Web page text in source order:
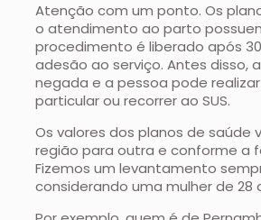
Atenção com um ponto. Os
o atendimento ao parto
procedimento é liberado após
adesão ao serviço. Antes disso,
negada e a pessoa pode
particular ou recorrer ao SUS.
Os valores dos planos de saúde
região para outra e conforme a
Fizemos um levantamento
considerando uma mulher de 28